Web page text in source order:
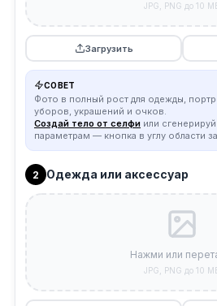
JPG, PNG до 10
Загрузить
СОВЕТ
Фото в полный рост для одежды,
уборов, украшений и очков.
Создай тело от селфи или
параметрам — кнопка в углу области
2 Одежда или аксессуар
Нажми или
JPG, PNG до 10